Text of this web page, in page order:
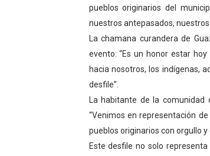
Fundecem
El Lactario del
Plan
Iniciación al
Entregan
pueblos originarios del
nuestros antepasados,
La chamana curandera de
evento: “Es un honor estar
hacia nosotros, los indígenas,
desfile”.
La habitante de la comunidad
“Venimos en representación
pueblos originarios con orgullo y
Este desfile no solo